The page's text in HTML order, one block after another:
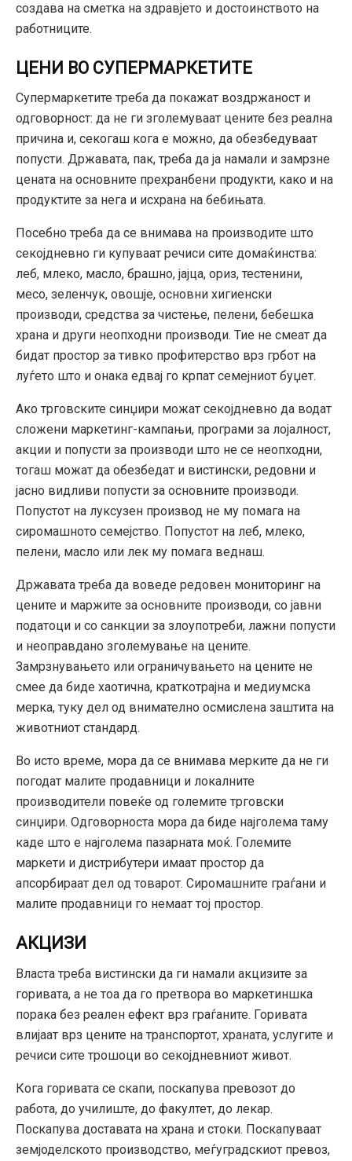
создава на сметка на здравјето и достоинството на
работниците.
ЦЕНИ ВО СУПЕРМАРКЕТИТЕ
Супермаркетите треба да покажат воздржаност и
одговорност: да не ги зголемуваат цените без реална
причина и, секогаш кога е можно, да обезбедуваат
попусти. Државата, пак, треба да ја намали и замрзне
цената на основните прехранбени продукти, како и на
продуктите за нега и исхрана на бебињата.
Посебно треба да се внимава на производите што
секојдневно ги купуваат речиси сите домаќинства:
леб, млеко, масло, брашно, јајца, ориз, тестенини,
месо, зеленчук, овошје, основни хигиенски
производи, средства за чистење, пелени, бебешка
храна и други неопходни производи. Тие не смеат да
бидат простор за тивко профитерство врз грбот на
луѓето што и онака едвај го крпат семејниот буџет.
Ако трговските синџири можат секојдневно да водат
сложени маркетинг-кампањи, програми за лојалност,
акции и попусти за производи што не се неопходни,
тогаш можат да обезбедат и вистински, редовни и
јасно видливи попусти за основните производи.
Попустот на луксузен производ не му помага на
сиромашното семејство. Попустот на леб, млеко,
пелени, масло или лек му помага веднаш.
Државата треба да воведе редовен мониторинг на
цените и маржите за основните производи, со јавни
податоци и со санкции за злоупотреби, лажни попусти
и неоправдано зголемување на цените.
Замрзнувањето или ограничувањето на цените не
смее да биде хаотична, краткотрајна и медиумска
мерка, туку дел од внимателно осмислена заштита на
животниот стандард.
Во исто време, мора да се внимава мерките да не ги
погодат малите продавници и локалните
производители повеќе од големите трговски
синџири. Одговорноста мора да биде најголема таму
каде што е најголема пазарната моќ. Големите
маркети и дистрибутери имаат простор да
апсорбираат дел од товарот. Сиромашните граѓани и
малите продавници го немаат тој простор.
АКЦИЗИ
Власта треба вистински да ги намали акцизите за
горивата, а не тоа да го претвора во маркетиншка
порака без реален ефект врз граѓаните. Горивата
влијаат врз цените на транспортот, храната, услугите и
речиси сите трошоци во секојдневниот живот.
Кога горивата се скапи, поскапува превозот до
работа, до училиште, до факултет, до лекар.
Поскапува доставата на храна и стоки. Поскапуваат
земјоделското производство, меѓуградскиот превоз,